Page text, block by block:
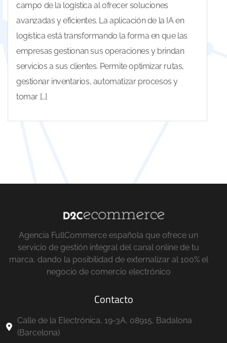
campo de la logística al ofrecer soluciones
avanzadas y eficientes. La aplicación de la IA en
logística está transformando la forma en que las
empresas gestionan sus operaciones y brindan
servicios a sus clientes. Permite optimizar rutas,
gestionar inventarios, automatizar procesos y
tomar […]
Agencia FullCommerce española que ofrece un
servicio de gestión integral del canal online de tu
marca, dando la posibilidad de externalizar al 100% el
negocio de comercio electrónico
Contacto
Calle de la Electrónica, 19-3A, 08915, Badalona
(Barcelona)